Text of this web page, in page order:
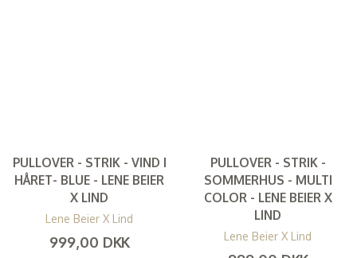
PULLOVER - STRIK - VIND I
HÅRET- BLUE - LENE BEIER
X LIND
Lene Beier X Lind
999,00 DKK
PULLOVER - STRIK -
SOMMERHUS - MULTI
COLOR - LENE BEIER X
LIND
Lene Beier X Lind